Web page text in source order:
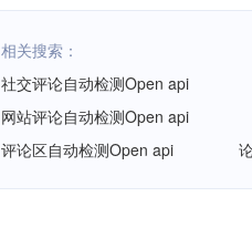
相关搜索：
社交评论自动检测Open api
网站评论自动检测Open api
评论区自动检测Open api